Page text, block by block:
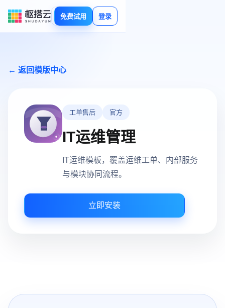
免费试用 登录
← 返回模版中心
工单售后 官方
IT运维管理
IT运维模板，覆盖运维工单、内部服务
与模块协同流程。
立即安装